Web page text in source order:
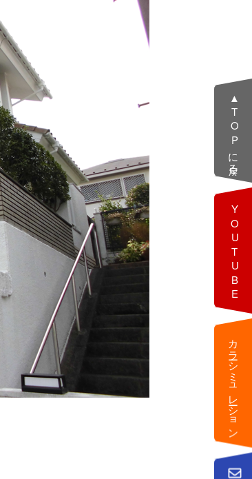
▲TOPに戻る
YOUTUBE
カラーシミュレーション